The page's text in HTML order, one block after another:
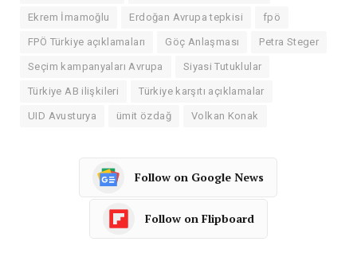
Ekrem İmamoğlu Erdoğan Avrupa tepkisi fpö
FPÖ Türkiye açıklamaları Göç Anlaşması Petra Steger
Seçim kampanyaları Avrupa Siyasi Tutuklular
Türkiye AB ilişkileri Türkiye karşıtı açıklamalar
UID Avusturya ümit özdağ Volkan Konak
Follow on Google News
Follow on Flipboard